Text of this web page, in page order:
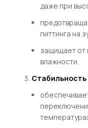
даже при
питтинга на
защищает от
влажности.
Стабильность